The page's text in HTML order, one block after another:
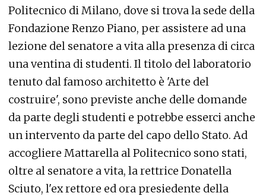
Politecnico di Milano, dove si trova la sede della
Fondazione Renzo Piano, per assistere ad una
lezione del senatore a vita alla presenza di circa
una ventina di studenti. Il titolo del laboratorio
tenuto dal famoso architetto è 'Arte del
costruire', sono previste anche delle domande
da parte degli studenti e potrebbe esserci anche
un intervento da parte del capo dello Stato. Ad
accogliere Mattarella al Politecnico sono stati,
oltre al senatore a vita, la rettrice Donatella
Sciuto, l'ex rettore ed ora presiedente della